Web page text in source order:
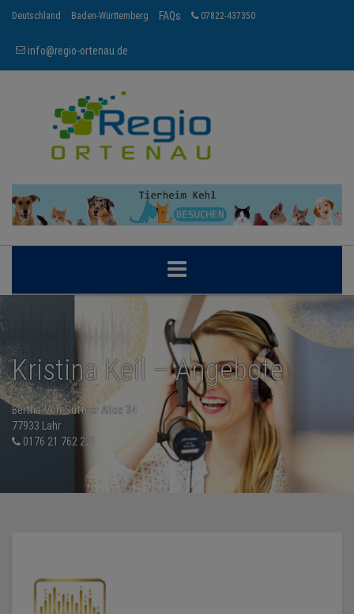
Deutschland Baden-Württemberg FAQs 07822-437350
info@regio-ortenau.de
NEWS
TERMINE
MEDIEN
Kristina Keil – Angebote
Bertha-Von-Suttner Allee 34
77933 Lahr
0176 21 762 221